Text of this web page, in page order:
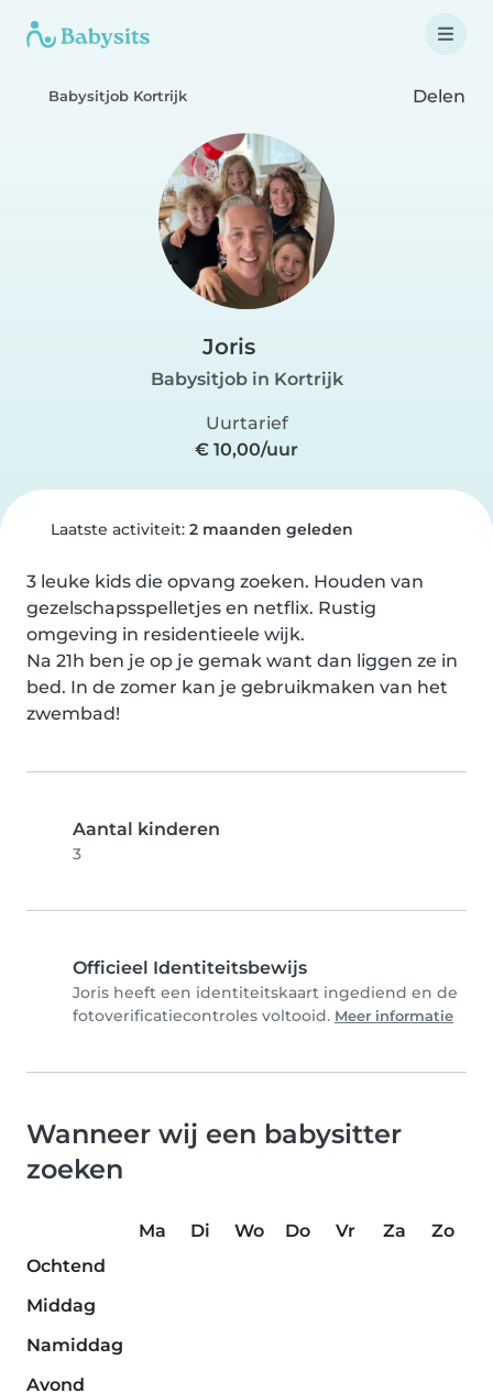
Babysitjob Kortrijk Delen
Joris
Babysitjob in Kortrijk
Uurtarief
€ 10,00/uur
Laatste activiteit: 2 maanden geleden
3 leuke kids die opvang zoeken. Houden van
gezelschapsspelletjes en netflix. Rustig
omgeving in residentieele wijk.
Na 21h ben je op je gemak want dan liggen ze in
bed. In de zomer kan je gebruikmaken van het
zwembad!
Aantal kinderen
3
Officieel Identiteitsbewijs
Joris heeft een identiteitskaart ingediend en de
fotoverificatiecontroles voltooid. Meer informatie
Wanneer wij een babysitter
zoeken
Ma Di Wo Do Vr Za
Zo
Ochtend
Middag
Namiddag
Avond